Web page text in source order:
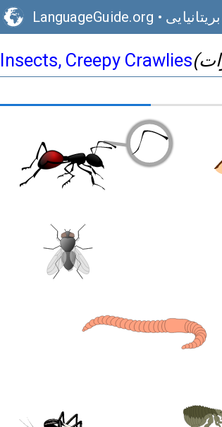
LanguageGuide.org •
Insects, Creepy Crawlies